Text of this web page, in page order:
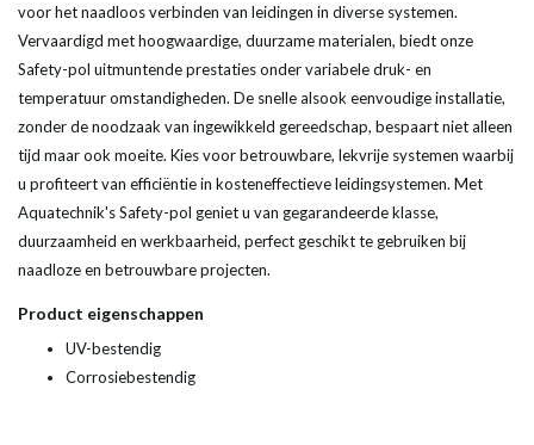
voor het naadloos verbinden van leidingen in diverse systemen.
Vervaardigd met hoogwaardige, duurzame materialen, biedt onze
Safety-pol uitmuntende prestaties onder variabele druk- en
temperatuur omstandigheden. De snelle alsook eenvoudige installatie,
zonder de noodzaak van ingewikkeld gereedschap, bespaart niet alleen
tijd maar ook moeite. Kies voor betrouwbare, lekvrije systemen waarbij
u profiteert van efficiëntie in kosteneffectieve leidingsystemen. Met
Aquatechnik's Safety-pol geniet u van gegarandeerde klasse,
duurzaamheid en werkbaarheid, perfect geschikt te gebruiken bij
naadloze en betrouwbare projecten.
Product eigenschappen
UV-bestendig
Corrosiebestendig